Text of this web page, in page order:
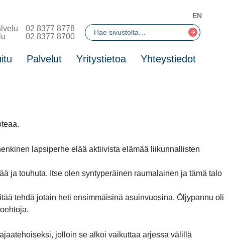
02 8377 8778
02 8377 8700
Palvelut Yritystietoa Yhteystiedot
EN
lapsiperhe elää aktiivista elämää liikunnallisten
ja touhuta. Itse olen syntyperäinen raumalainen ja tämä talo
tehdä jotain heti ensimmäisinä asuinvuosina. Öljypannu oli
jolloin se alkoi vaikuttaa arjessa välillä